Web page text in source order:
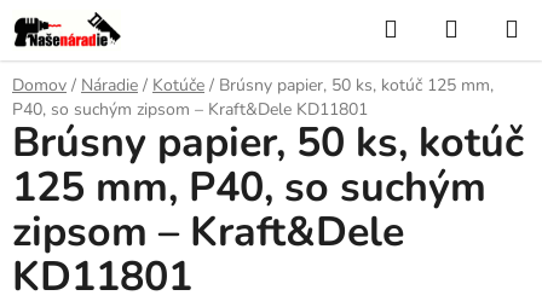
Prejsť
na
obsah
Hľadať
KOŠÍK
Domov / Náradie / Kotúče / Brúsny papier, 50 ks, kotúč 125 mm,
P40, so suchým zipsom – Kraft&Dele KD11801
Brúsny papier, 50 ks, kotúč
125 mm, P40, so suchým
zipsom – Kraft&Dele
KD11801